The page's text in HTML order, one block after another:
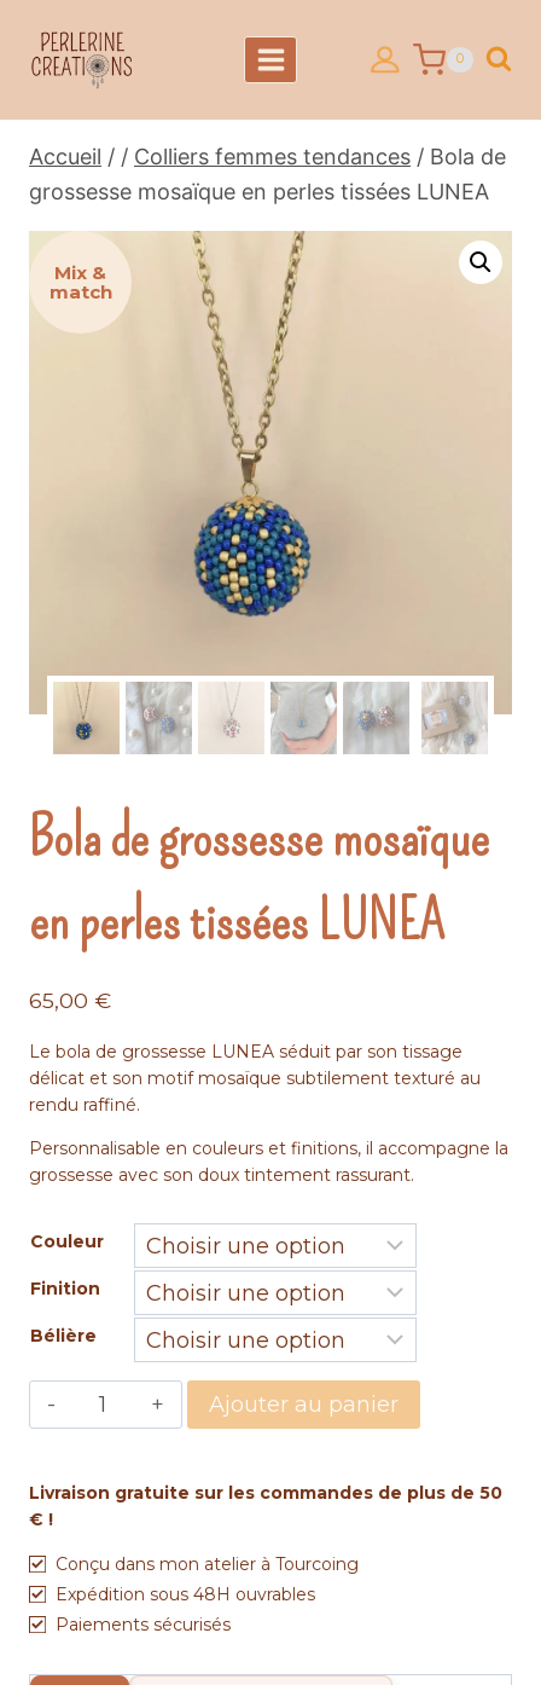
contenu
0
Accueil / / Colliers femmes tendances / Bola de
grossesse mosaïque en perles tissées LUNEA
Mix &
match
Bola de grossesse mosaïque
en perles tissées LUNEA
65,00 €
Le bola de grossesse LUNEA séduit par son tissage
délicat et son motif mosaïque subtilement texturé au
rendu raffiné.
Personnalisable en couleurs et finitions, il accompagne la
grossesse avec son doux tintement rassurant.
Couleur
Finition
Bélière
quantité
grossesse
perles
tissées
LUNEA
Ajouter au panier
Livraison gratuite sur les commandes de plus de 50
€ !
Conçu dans mon atelier à Tourcoing
Expédition sous 48H ouvrables
Paiements sécurisés